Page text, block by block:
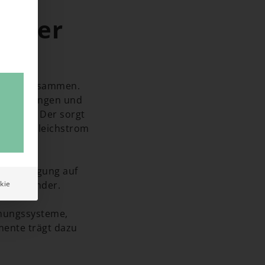
zusammen.
einfangen und
. Der sorgt
Gleichstrom
Befestigung auf
trägt dazu